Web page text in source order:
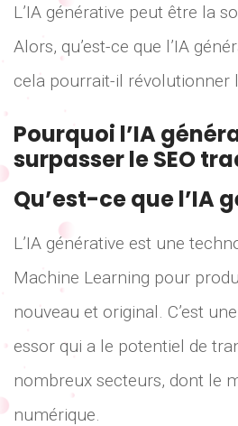
L’IA générative peut être la
Alors, qu’est-ce que l’IA
cela pourrait-il révolutionner
Pourquoi l’IA
surpasser le SEO
Qu’est-ce que l’IA
L’IA générative est une
Machine Learning pour
nouveau et original. C’est
essor qui a le potentiel de
nombreux secteurs, dont le
numérique.